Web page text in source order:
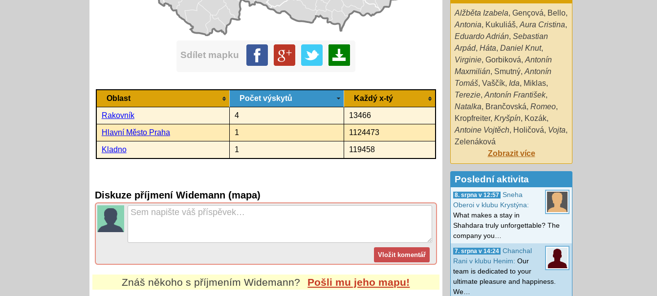
Sdílet mapku
Oblast Počet výskytů Každý x-tý
Rakovník 4 13466
Hlavní Město Praha 1 1124473
Kladno 1 119458
Diskuze příjmení Widemann (mapa)
Znáš někoho s příjmenímWidemann? Pošli mu jeho mapu!
Alžběta Izabela, Gençová, Bello,
Antonia, Kukuliáš, Aura Cristina,
Eduardo Adrián, Sebastian
Arpád, Háta, Daniel Knut,
Virginie, Gorbiková, Antonín
Maxmilián, Smutný, Antonín
Tomáš, Vaščík, Ida, Miklas,
Terezie, Antonín František,
Natalka, Brančovská, Romeo,
Kropfreiter, Kryšpín, Kozák,
Antoine Vojtěch, Holičová, Vojta,
Zelenáková
Zobrazit více
Poslední aktivita
8. srpna v 12:57
Sneha
Oberoi v klubu Krystýna:
What makes a stay in
Shahdara truly unforgettable? The
company you…
7. srpna v 14:24 Chanchal
Rani v klubu Henim: Our
team is dedicated to your
ultimate pleasure and happiness.
We…